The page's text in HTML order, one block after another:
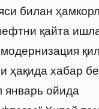
билан
қайта
ҳақида хабар
январь ойида